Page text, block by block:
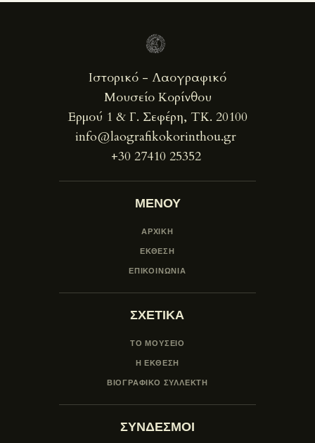
Ιστορικό - Λαογραφικό
Μουσείο Κορίνθου
Ερμού 1 & Γ. Σεφέρη, ΤΚ. 20100
info@laografikokorinthou.gr
+30 27410 25352
ΜΕΝΟΥ
ΑΡΧΙΚΗ
ΕΚΘΕΣΗ
ΕΠΙΚΟΙΝΩΝΙΑ
ΣΧΕΤΙΚΑ
ΤΟ ΜΟΥΣΕΙΟ
Η ΕΚΘΕΣΗ
ΒΙΟΓΡΑΦΙΚΟ ΣΥΛΛΕΚΤΗ
ΣΥΝΔΕΣΜΟΙ